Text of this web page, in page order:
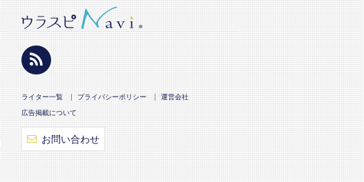
ライター一覧 プライバシーポリシー 運営会社
広告掲載について
お問い合わせ